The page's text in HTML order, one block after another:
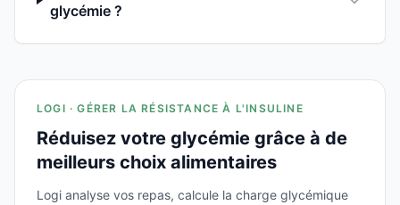
glycémie ?
LOGI · GÉRER LA RÉSISTANCE À L'INSULINE
Réduisez votre glycémie grâce à de
meilleurs choix alimentaires
Logi analyse vos repas, calcule la charge glycémique